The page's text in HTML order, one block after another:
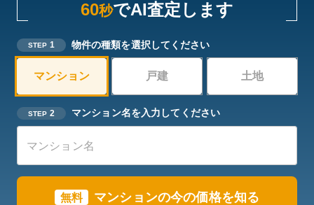
60秒でAI査定します
STEP 1 物件の種類を選択してください
マンション 戸建 土地
STEP 2 マンション名を入力してください
無料 マンションの今の価格を知る